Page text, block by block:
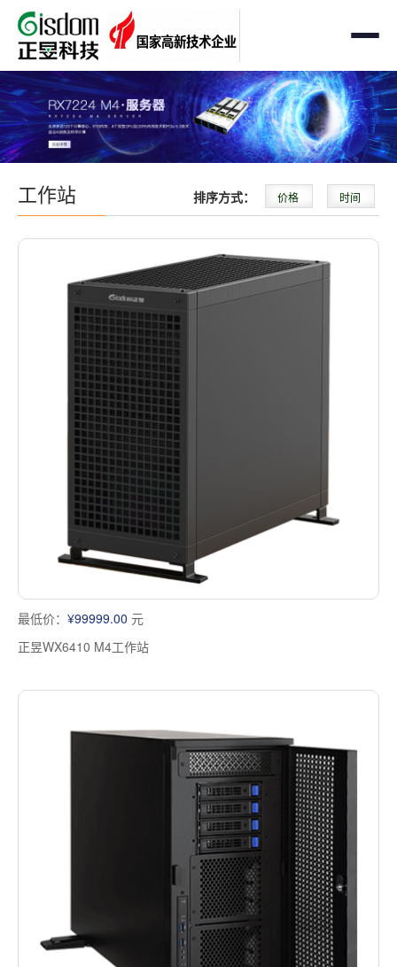
首页
工作站
AMD企业级工作站
Intel 企业级工作站
国产自主可控工作站
GPU运算工作站
个人工作站
便携一体式工作站
多屏工作站
塔式静音通用工作站
服务器
通用服务器
GPU服务器
国产自主可控服务器
多路服务器
高频应用服务器
存储服务器
云游戏服务器
边缘计算服务器
存储
OEM定制化
定制化案例
品牌定制化
定制化分类
支持与下载
成功案例
工作站 排序方式： 价格 时间
最低价： ¥99999.00 元
正昱WX6410 M4工作站